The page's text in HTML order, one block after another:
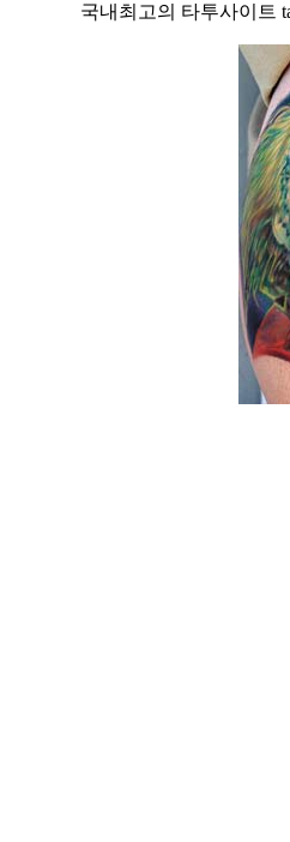
국내최고의 타투사이트